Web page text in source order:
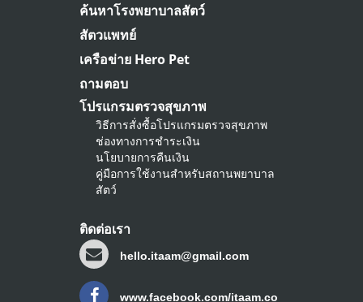
ค้นหาโรงพยาบาลสัตว์
สัตวแพทย์
เครือข่าย Hero Pet
ถามตอบ
โปรแกรมตรวจสุขภาพ
วิธีการสั่งซื้อโปรแกรมตรวจสุขภาพ
ช่องทางการชำระเงิน
นโยบายการคืนเงิน
คู่มือการใช้งานสำหรับสถานพยาบาล
สัตว์
ติดต่อเรา
hello.itaam@gmail.com
www.facebook.com/itaam.co